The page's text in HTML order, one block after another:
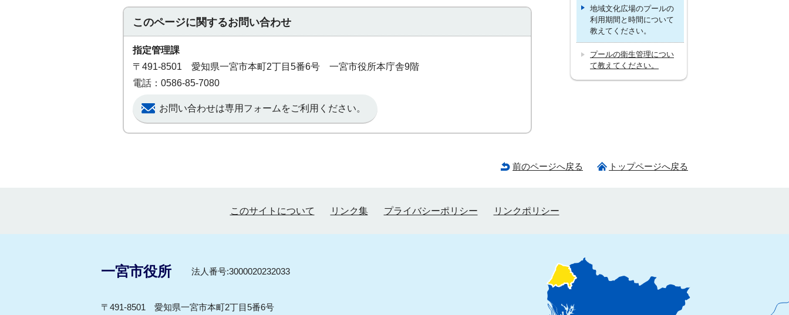
このページに関するお問い合わせ
指定管理課
〒491-8501 愛知県一宮市本町2丁目5番6号 一宮市役所本庁舎9階
電話：0586-85-7080
お問い合わせは専用フォームをご利用ください。
地域文化広場のプールの
利用期間と時間について
教えてください。
プールの衛生管理につい
て教えてください。
前のページへ戻る トップページへ戻る
このサイトについて リンク集 プライバシーポリシー リンクポリシー
一宮市役所 法人番号:3000020232033
〒491-8501 愛知県一宮市本町2丁目5番6号